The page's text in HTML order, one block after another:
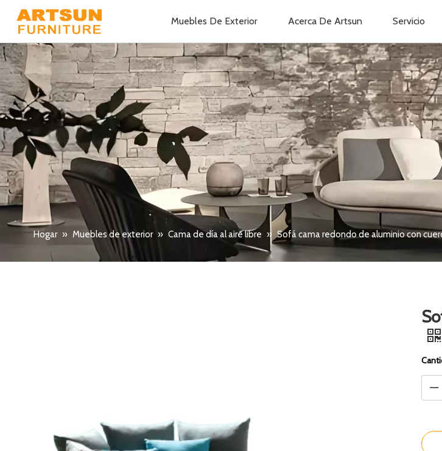
Muebles De Exterior Acerca De Artsun Servicio
Hogar » Muebles de exterior » Cama de día al aire libre » Sofá cama redondo de aluminio con